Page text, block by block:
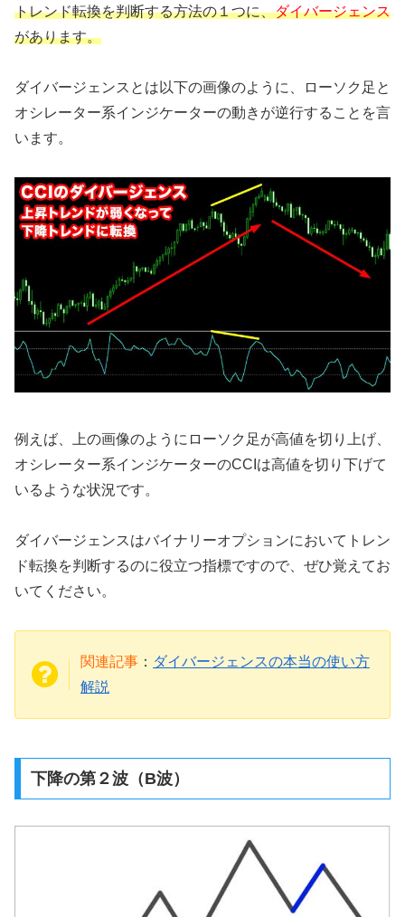
トレンド転換を判断する方法の１つに、ダイバージェンス
があります。
ダイバージェンスとは以下の画像のように、ローソク足と
オシレーター系インジケーターの動きが逆行することを言
います。
例えば、上の画像のようにローソク足が高値を切り上げ、
オシレーター系インジケーターのCCIは高値を切り下げて
いるような状況です。
ダイバージェンスはバイナリーオプションにおいてトレン
ド転換を判断するのに役立つ指標ですので、ぜひ覚えてお
いてください。
関連記事 ： ダイバージェンスの本当の使い方
解説
下降の第２波（B波）